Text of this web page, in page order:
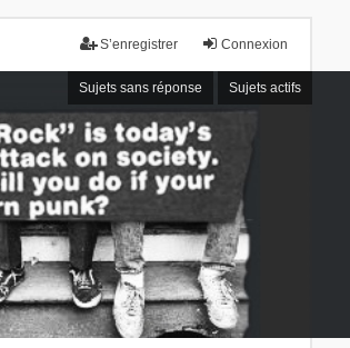
Connexion
S’enregistrer
Sujets sans réponse Sujets actifs